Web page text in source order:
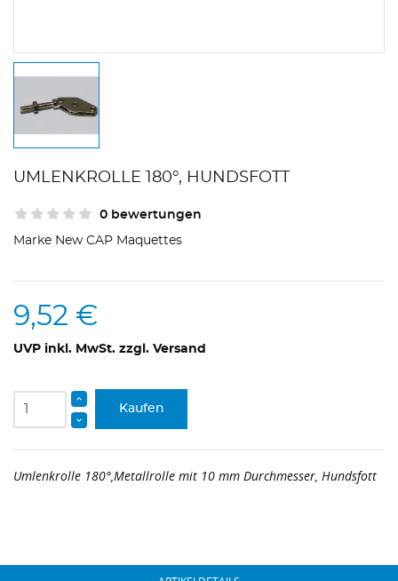
UMLENKROLLE 180°, HUNDSFOTT
0 bewertungen
Marke New CAP Maquettes
9,52 €
UVP inkl. MwSt. zzgl. Versand
Kaufen
Umlenkrolle 180°,Metallrolle mit 10 mm Durchmesser, Hundsfott